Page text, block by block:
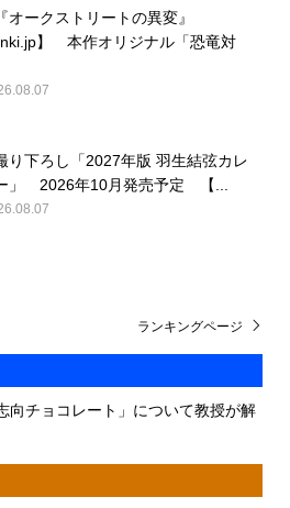
オークストリートの異変』
】 本作オリジナル「恐竜対
り下ろし「2027年版 羽生結弦カレ
」 2026年10月発売予定 【...
向チョコレート」について教授が解
ランキングページ